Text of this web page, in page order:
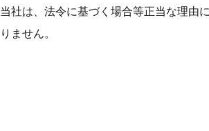
当社は、法令に基づく場合等正当な理由
りません。